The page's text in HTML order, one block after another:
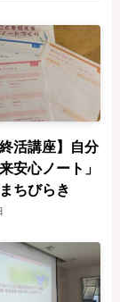
活講座】自分
安心ノート」
ちびらき